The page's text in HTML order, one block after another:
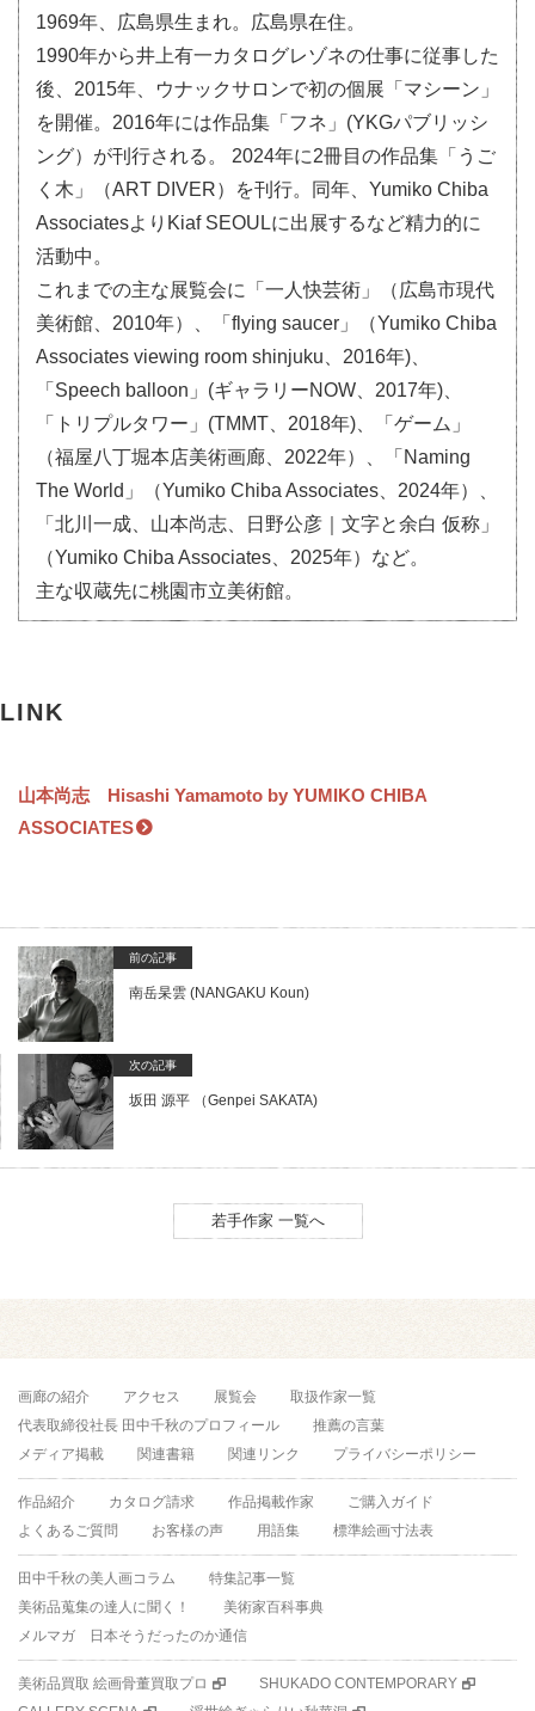
1969年、広島県生まれ。広島県在住。
1990年から井上有一カタログレゾネの仕事に従事した
後、2015年、ウナックサロンで初の個展「マシーン」
を開催。2016年には作品集「フネ」(YKGパブリッシ
ング）が刊行される。 2024年に2冊目の作品集「うご
く木」（ART DIVER）を刊行。同年、Yumiko Chiba
AssociatesよりKiaf SEOULに出展するなど精力的に
活動中。
これまでの主な展覧会に「一人快芸術」（広島市現代
美術館、2010年）、「flying saucer」（Yumiko Chiba
Associates viewing room shinjuku、2016年)、
「Speech balloon」(ギャラリーNOW、2017年)、
「トリプルタワー」(TMMT、2018年)、「ゲーム」
（福屋八丁堀本店美術画廊、2022年）、「Naming
The World」（Yumiko Chiba Associates、2024年）、
「北川一成、山本尚志、日野公彦｜文字と余白 仮称」
（Yumiko Chiba Associates、2025年）など。
主な収蔵先に桃園市立美術館。
LINK
山本尚志 Hisashi Yamamoto by YUMIKO CHIBA
ASSOCIATES
前の記事
南岳杲雲 (NANGAKU Koun)
次の記事
坂田 源平 （Genpei SAKATA)
若手作家 一覧へ
画廊の紹介 アクセス 展覧会
取扱作家一覧
代表取締役社長 田中千秋のプロフィール
推薦の言葉
メディア掲載
関連書籍 関連リンク プライバシーポリシー
作品紹介 カタログ請求 作品掲載作家
ご購入ガイド
よくあるご質問
お客様の声 用語集 標準絵画寸法表
田中千秋の美人画コラム
特集記事一覧
美術品蒐集の達人に聞く！
美術家百科事典
メルマガ 日本そうだったのか通信
美術品買取 絵画骨董買取プロ
SHUKADO CONTEMPORARY